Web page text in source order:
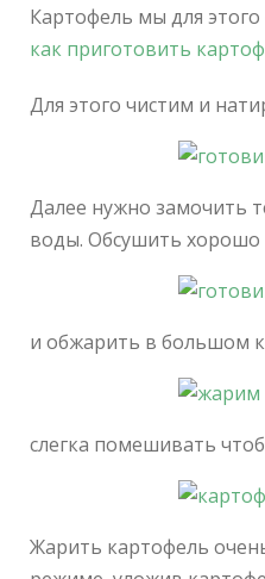
Картофель мы для
как приготовить
Для этого чистим и
Далее нужно замочить
воды. Обсушить хорошо
и обжарить в большом
слегка помешивать
Жарить картофель